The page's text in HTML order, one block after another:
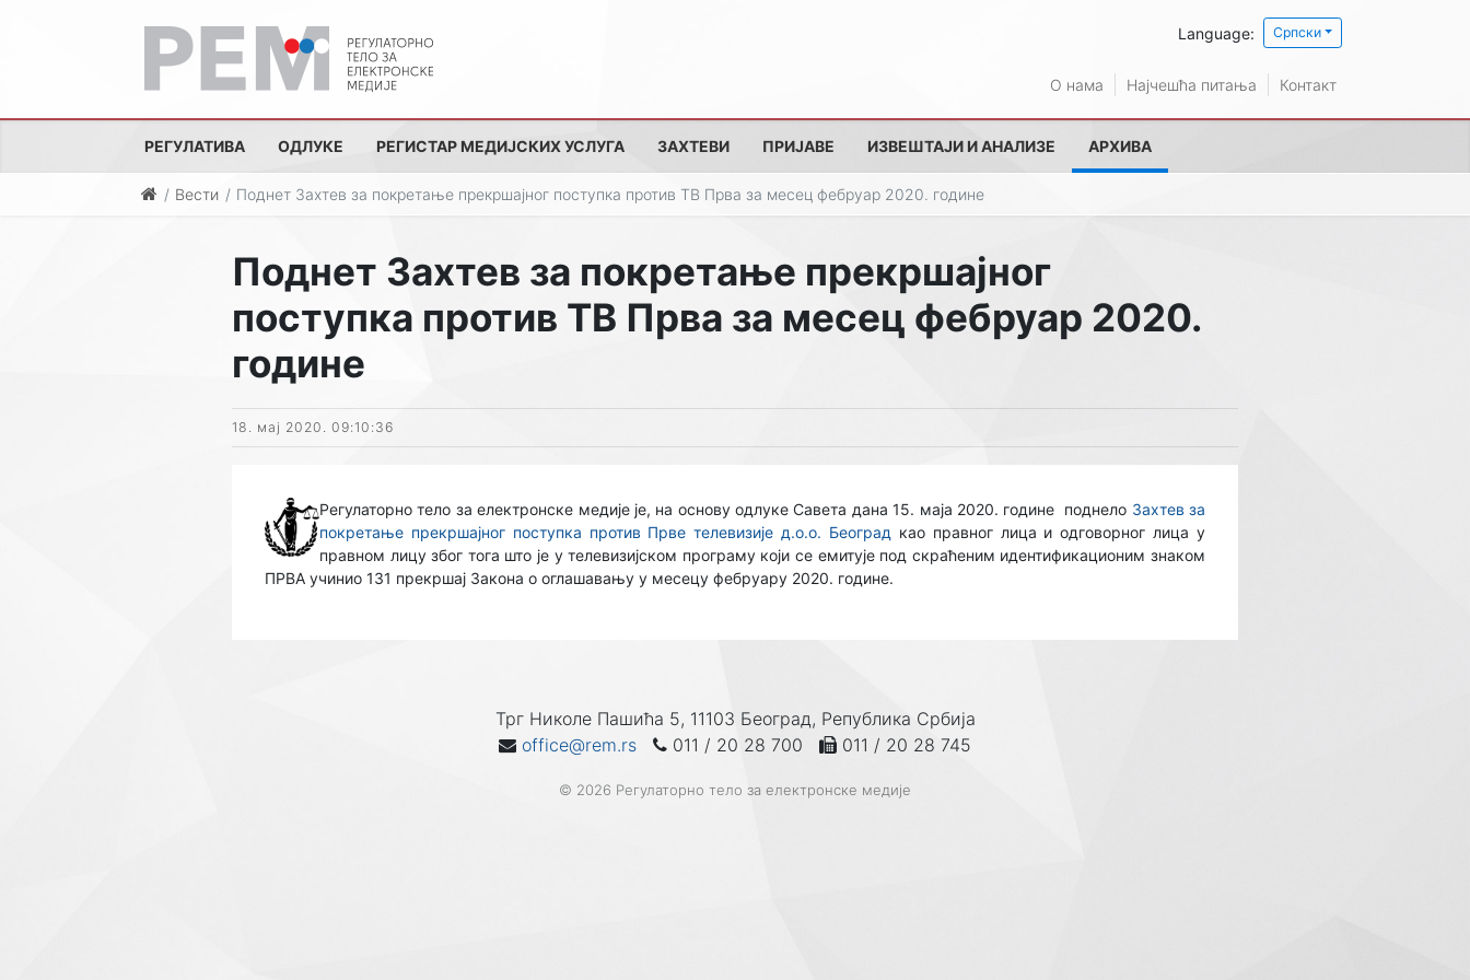
Language: Српски
О нама Најчешћа питања Контакт
РЕГУЛАТИВА ОДЛУКЕ РЕГИСТАР МЕДИЈСКИХ УСЛУГА ЗАХТЕВИ ПРИЈАВЕ ИЗВЕШТАЈИ И АНАЛИЗЕ АРХИВА
Вести Поднет Захтев за покретање прекршајног поступка против ТВ Прва за месец фебруар 2020. године
Поднет Захтев за покретање прекршајног
поступка против ТВ Прва за месец фебруар 2020.
године
18. мај 2020. 09:10:36
Регулаторно тело за електронске медије је, на основу одлуке Савета дана 15. маја 2020. године поднело Захтев за
покретање прекршајног поступка против Прве телевизије д.о.о. Београд као правног лица и одговорног лица у
правном лицу због тога што је у телевизијском програму који се емитује под скраћеним идентификационим знаком
ПРВА учинио 131 прекршај Закона о оглашавању у месецу фебруару 2020. године.
Трг Николе Пашића 5, 11103 Београд, Република Србија
office@rem.rs
011 / 20 28 700 011 / 20 28 745
© 2026 Регулаторно тело за електронске медије